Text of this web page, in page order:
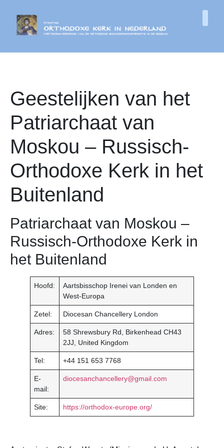
Geestelijken van het
Patriarchaat van
Moskou – Russisch-
Orthodoxe Kerk in het
Buitenland
Patriarchaat van Moskou –
Russisch-Orthodoxe Kerk in
het Buitenland
Hoofd:
Aartsbisschop Irenei van Londen en
West-Europa
Zetel: Diocesan Chancellery London
Adres:
58 Shrewsbury Rd, Birkenhead CH43
2JJ, United Kingdom
Tel: +44 151 653 7768
E-
mail:
diocesanchancellery@gmail.com
Site: https://orthodox-europe.org/